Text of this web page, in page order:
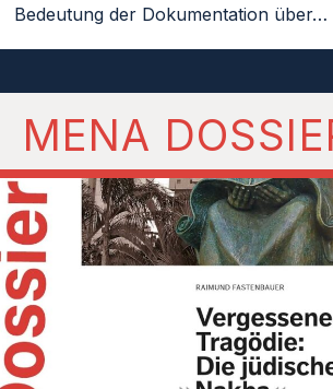
Bedeutung der Dokumentation über…
MENA